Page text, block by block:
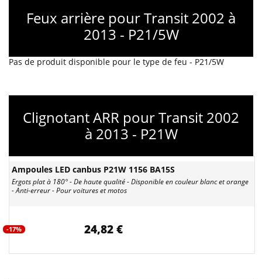
Feux arrière pour Transit 2002 à
2013 - P21/5W
Pas de produit disponible pour le type de feu - P21/5W
Clignotant ARR pour Transit 2002
à 2013 - P21W
Ampoules LED canbus P21W 1156 BA15S
Ergots plat à 180° - De haute qualité - Disponible en couleur blanc et orange
- Anti-erreur - Pour voitures et motos
-17% 24,82 €